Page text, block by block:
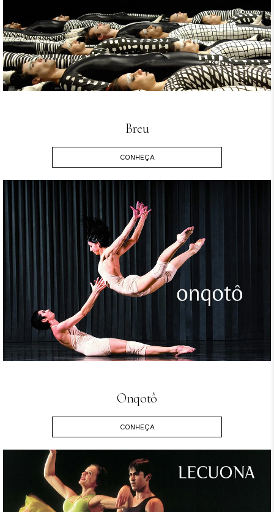
Breu
CONHEÇA
Onqotô
CONHEÇA